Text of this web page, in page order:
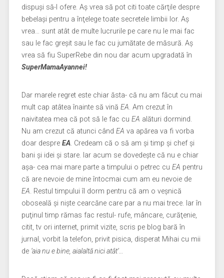
dispuşi să-l ofere. Aş vrea să pot citi toate cărţile despre
bebelaşi pentru a înţelege toate secretele limbii lor. Aş
vrea… sunt atât de multe lucrurile pe care nu le mai fac
sau le fac greşit sau le fac cu jumătate de măsură. Aş
vrea să fiu SuperRebe din nou dar acum upgradată în
SuperMamaAyannei!
Dar marele regret este chiar ăsta- că nu am făcut cu mai
mult cap atâtea înainte să vină EA. Am crezut în
naivitatea mea că pot să le fac cu EA alături dormind.
Nu am crezut că atunci când EA va apărea va fi vorba
doar despre EA. Credeam că o să am şi timp şi chef şi
bani şi idei şi stare. Iar acum se dovedeşte că nu e chiar
aşa- cea mai mare parte a timpului o petrec cu EA pentru
că are nevoie de mine întocmai cum am eu nevoie de
EA. Restul timpului îl dorm pentru că am o veşnică
oboseală şi nişte cearcăne care par a nu mai trece. Iar în
puţinul timp rămas fac restul- rufe, mâncare, curăţenie,
citit, tv ori internet, primit vizite, scris pe blog bară în
jurnal, vorbit la telefon, privit pisica, disperat Mihai cu mii
de ‘aia nu e bine, aialaltă nici atât’…